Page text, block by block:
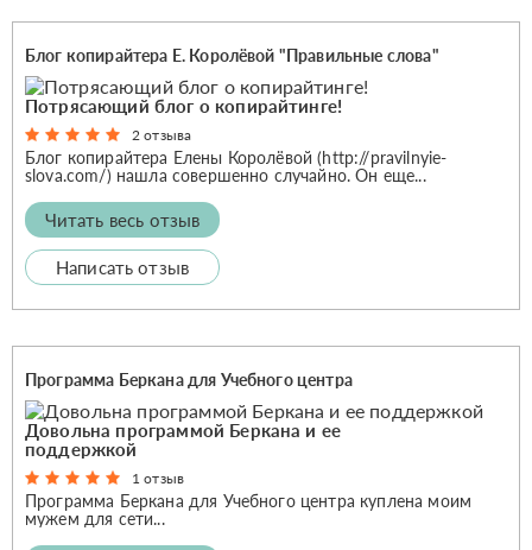
Блог копирайтера Е. Королёвой "Правильные слова"
Потрясающий блог о копирайтинге!
2 отзыва
Блог копирайтера Елены Королёвой (http://pravilnyie-
slova.com/) нашла совершенно случайно. Он еще...
Читать весь отзыв
Написать отзыв
Программа Беркана для Учебного центра
Довольна программой Беркана и ее
поддержкой
1 отзыв
Программа Беркана для Учебного центра куплена моим
мужем для сети...